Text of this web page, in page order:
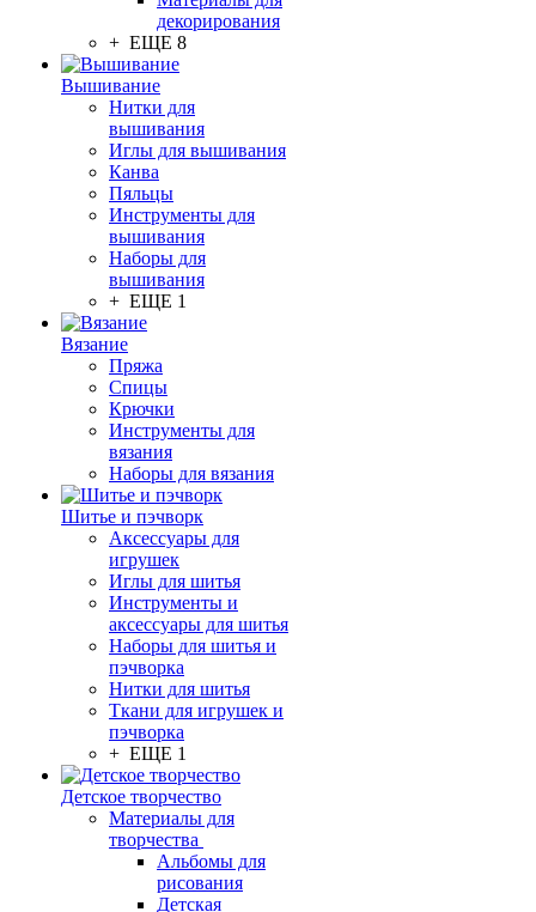
декорирования
+ ЕЩЕ 8
Вышивание
Нитки для
вышивания
Иглы для вышивания
Канва
Пяльцы
Инструменты для
вышивания
Наборы для
вышивания
+ ЕЩЕ 1
Вязание
Пряжа
Спицы
Крючки
Инструменты для
вязания
Наборы для вязания
Шитье и пэчворк
Аксессуары для
игрушек
Иглы для шитья
Инструменты и
аксессуары для шитья
Наборы для шитья и
пэчворка
Нитки для шитья
Ткани для игрушек и
пэчворка
+ ЕЩЕ 1
Детское творчество
Материалы для
творчества
Альбомы для
рисования
Детская